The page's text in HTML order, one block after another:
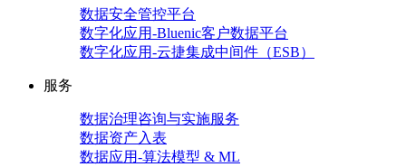
数据安全管控平台
数字化应用-Bluenic客户数据平台
数字化应用-云捷集成中间件（ESB）
服务
数据治理咨询与实施服务
数据资产入表
数据应用-算法模型 & ML